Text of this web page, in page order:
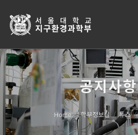
공지사항
Home 학부정보실 뉴스